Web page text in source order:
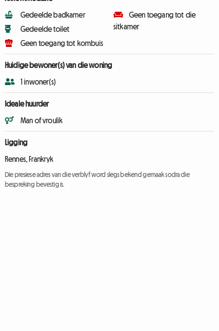
Gedeelde badkamer
Gedeelde toilet
Geen toegang tot kombuis
Geen toegang tot die
sitkamer
Huidige bewoner(s) van die woning
1 inwoner(s)
Ideale huurder
Man of vroulik
Ligging
Rennes, Frankryk
Die presiese adres van die verblyf word slegs bekend gemaak sodra die
bespreking bevestig is.